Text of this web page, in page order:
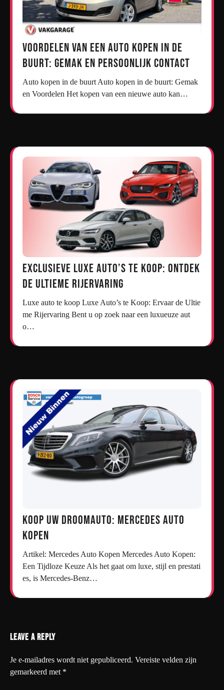
Voordelen van een Auto Kopen in de
Buurt: Gemak en Persoonlijk Contact
Auto kopen in de buurt Auto kopen in de buurt: Gemak
en Voordelen Het kopen van een nieuwe auto kan…
Exclusieve Luxe Auto’s te Koop: Ontdek
de Ultieme Rijervaring
Luxe auto te koop Luxe Auto’s te Koop: Ervaar de Ultie
me Rijervaring Bent u op zoek naar een luxueuze aut
o…
Koop uw droomauto: Mercedes auto
kopen
Artikel: Mercedes Auto Kopen Mercedes Auto Kopen:
Een Tijdloze Keuze Als het gaat om luxe, stijl en prestati
es, is Mercedes-Benz…
Leave a Reply
Je e-mailadres wordt niet gepubliceerd. Vereiste velden zijn
gemarkeerd met *